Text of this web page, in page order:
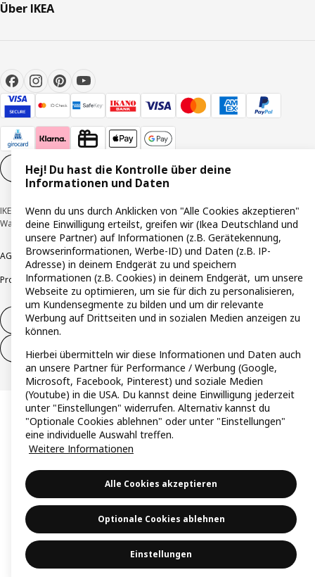
Über IKEA
Cookie-Einstellungen DE
IKEA Deutschland GmbH & Co. KG - Am Wandersmann 2-4, 65719 Hofheim-
Wallau © Inter IKEA Systems B.V. 1999-2026
AGB BarrierefreiheitCookie-RichtlinieDatenschutzerklärung Impressum
ProduktrückrufeResponsible DisclosureVertrauensstelle
Vertrag widerrufen
Vertrag widerrufen (Services & Leistungen)
Hej! Du hast die Kontrolle über deine
Informationen und Daten
Wenn du uns durch Anklicken von "Alle Cookies akzeptieren"
deine Einwilligung erteilst, greifen wir (Ikea Deutschland und
unsere Partner) auf Informationen (z.B. Gerätekennung,
Browserinformationen, Werbe-ID) und Daten (z.B. IP-
Adresse) in deinem Endgerät zu und speichern
Informationen (z.B. Cookies) in deinem Endgerät, um unsere
Webseite zu optimieren, um sie für dich zu personalisieren,
um Kundensegmente zu bilden und um dir relevante
Werbung auf Drittseiten und in sozialen Medien anzeigen zu
können.
Hierbei übermitteln wir diese Informationen und Daten auch
an unsere Partner für Performance / Werbung (Google,
Microsoft, Facebook, Pinterest) und soziale Medien
(Youtube) in die USA. Du kannst deine Einwilligung jederzeit
unter "Einstellungen" widerrufen. Alternativ kannst du
"Optionale Cookies ablehnen" oder unter "Einstellungen"
eine individuelle Auswahl treffen.
Weitere Informationen
Alle Cookies akzeptieren
Optionale Cookies ablehnen
Einstellungen